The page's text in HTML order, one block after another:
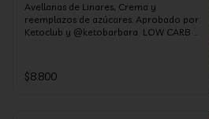
Avellanas de Linares, Crema y
reemplazos de azúcares. Aprobado por
Ketoclub y @ketobarbara  LOW CARB
$8.800